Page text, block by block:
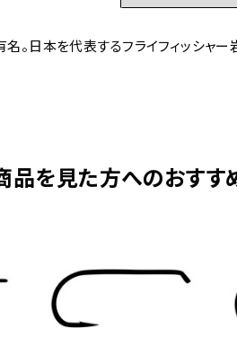
名。日本を代表するフライフィッシャ
品を見た方へのおすす